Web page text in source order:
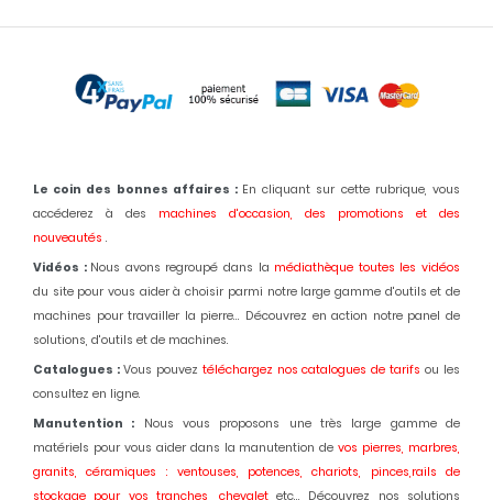
Le coin des bonnes affaires : En cliquant sur cette rubrique, vous
accéderez à des machines d'occasion, des promotions et des
nouveautés .
Vidéos : Nous avons regroupé dans la médiathèque toutes les vidéos
du site pour vous aider à choisir parmi notre large gamme d'outils et de
machines pour travailler la pierre... Découvrez en action notre panel de
solutions, d'outils et de machines.
Catalogues : Vous pouvez téléchargez nos catalogues de tarifs ou les
consultez en ligne.
Manutention : Nous vous proposons une très large gamme de
matériels pour vous aider dans la manutention devos pierres, marbres,
granits, céramiques : ventouses, potences, chariots, pinces,rails de
stockage pour vos tranches, chevalet etc... Découvrez nos solutions